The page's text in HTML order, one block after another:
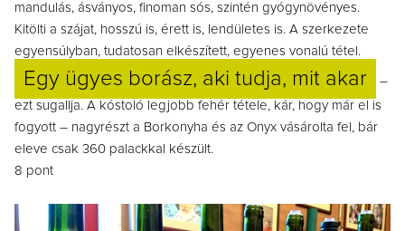
mandulás, ásványos, finoman sós, szintén gyógynövényes.
Kitölti a szájat, hosszú is, érett is, lendületes is. A szerkezete
egyensúlyban, tudatosan elkészített, egyenes vonalú tétel.
Egy ügyes borász, aki tudja, mit akar
–
ezt sugallja. A kóstoló legjobb fehér tétele, kár, hogy már el is
fogyott – nagyrészt a Borkonyha és az Onyx vásárolta fel, bár
eleve csak 360 palackkal készült.
8 pont